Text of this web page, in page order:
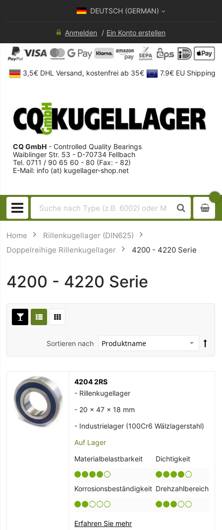
DEUTSCH (GERMAN)
Anmelden Ein Konto erstellen
3,5€ DHL Versand, kostenfrei ab 35€ 7.9€ EU Shipping
CQ GmbH - Controlled Quality Bearings
Waiblinger Str. 53 - D-70734 Fellbach
Tel. 0711 / 90 65 60 - 80 (Fax: - 82)
E-Mail: info (at) kugellager-shop.net
Home
Rillenkugellager (DIN625)
Doppelreihige Rillenkugellager
4200 - 4220 Serie
4200 - 4220 Serie
Sortieren nach
4204 2RS
- Rillenkugellager
- 20 x 47 x 18 mm
- Industrielager (100Cr6 Wälzlagerstahl)
Auf Lager
Materialbelastbarkeit
Dichtigkeit
Korrosionsbeständigkeit Drehzahlbereich
Erfahren Sie mehr